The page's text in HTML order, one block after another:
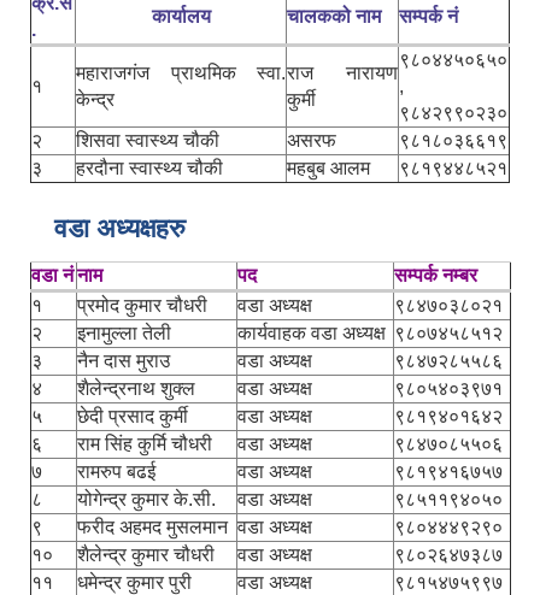
.
कार्यालय चालकको नाम सम्पर्क नं
१
महाराजगंज प्राथमिक स्वा.
केन्द्र
राज नारायण
कुर्मी
९८०४४५०६५०
,
९८४२९९०२३०
२
शिसवा स्वास्थ्य चौकी असरफ
९८१८०३६६१९
३
हरदौना स्वास्थ्य चौकी महबुब आलम ९८१९४४८५२१
वडा अध्यक्षहरु
वडा नंनाम पद
सम्पर्क नम्बर
१
प्रमोद कुमार चौधरी वडा अध्यक्ष
९८४७०३८०२१
२
इनामुल्ला तेली कार्यवाहक वडा अध्यक्ष ९८०७४५८५१२
३
नैन दास मुराउ वडा अध्यक्ष
९८४७२८५५८६
४
शैलेन्द्रनाथ शुक्ल वडा अध्यक्ष
९८०५४०३९७१
५
छेदी प्रसाद कुर्मी वडा अध्यक्ष
९८१९४०१६४२
६
राम सिंह कुर्मि चौधरी वडा अध्यक्ष
९८४७०८५५०६
७
रामरुप बढई वडा अध्यक्ष
९८१९४१६७५७
८
योगेन्द्र कुमार के.सी. वडा अध्यक्ष
९८५११९४०५०
९
फरीद अहमद मुसलमान वडा अध्यक्ष
९८०४४४९२९०
१०
शैलेन्द्र कुमार चौधरी वडा अध्यक्ष
९८०२६४७३८७
११
धमेन्द्र कुमार पुरी वडा अध्यक्ष ९८१५४७५९९७